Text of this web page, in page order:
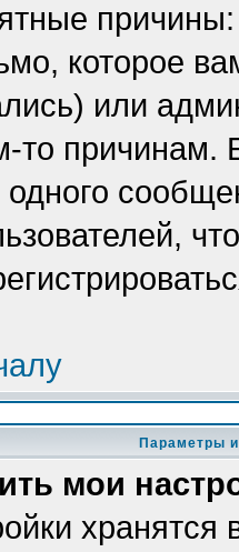
которое
или
то
Параметры
мои